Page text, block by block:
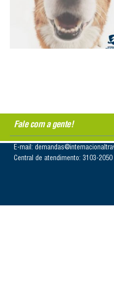
Fale com a gente!
E-mail:
Central de atendimento: 3103-2050